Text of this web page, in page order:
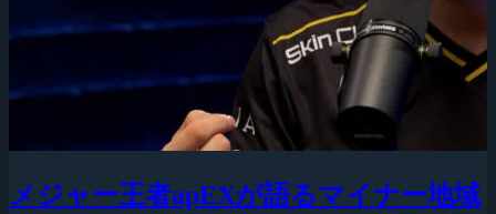
メジャー王者apEXが語るマイナー地域